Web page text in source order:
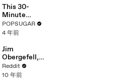
D’Arcy
This 30-
Minute
Bodyweight
Pilates
Wake Up Your
Muscles
POPSUGAR
4 年前
Jim
Obergefell,
Named
Plaintiff in the
Reddit
10 年前